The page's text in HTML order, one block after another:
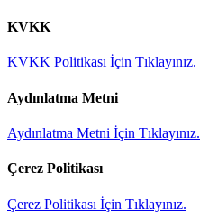
KVKK
KVKK Politikası İçin Tıklayınız.
Aydınlatma Metni
Aydınlatma Metni İçin Tıklayınız.
Çerez Politikası
Çerez Politikası İçin Tıklayınız.